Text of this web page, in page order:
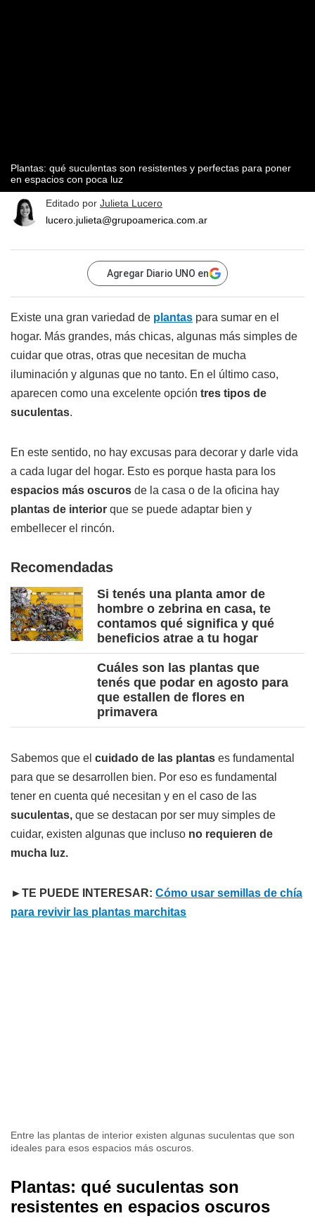
Plantas: qué suculentas son resistentes y perfectas para poner
en espacios con poca luz
Editado por Julieta Lucero
lucero.julieta@grupoamerica.com.ar
Agregar Diario UNO en
Existe una gran variedad de plantas para sumar en el
hogar. Más grandes, más chicas, algunas más simples de
cuidar que otras, otras que necesitan de mucha
iluminación y algunas que no tanto. En el último caso,
aparecen como una excelente opción tres tipos de
suculentas.
En este sentido, no hay excusas para decorar y darle vida
a cada lugar del hogar. Esto es porque hasta para los
espacios más oscuros de la casa o de la oficina hay
plantas de interior que se puede adaptar bien y
embellecer el rincón.
Recomendadas
Si tenés una planta amor de
hombre o zebrina en casa, te
contamos qué significa y qué
beneficios atrae a tu hogar
Cuáles son las plantas que
tenés que podar en agosto para
que estallen de flores en
primavera
Sabemos que el cuidado de las plantas es fundamental
para que se desarrollen bien. Por eso es fundamental
tener en cuenta qué necesitan y en el caso de las
suculentas, que se destacan por ser muy simples de
cuidar, existen algunas que incluso no requieren de
mucha luz.
►TE PUEDE INTERESAR: Cómo usar semillas de chía
para revivir las plantas marchitas
Entre las plantas de interior existen algunas suculentas que son
ideales para esos espacios más oscuros.
Plantas: qué suculentas son
resistentes en espacios oscuros